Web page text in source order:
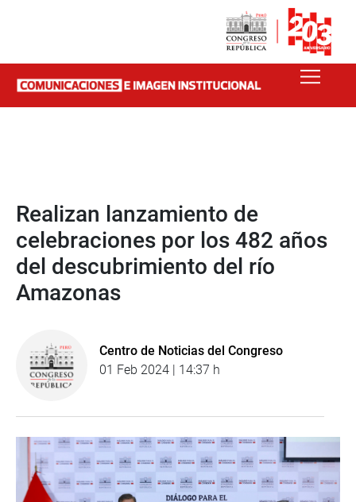
Realizan lanzamiento de
celebraciones por los 482 años
del descubrimiento del río
Amazonas
Centro de Noticias del Congreso
01 Feb 2024 | 14:37 h